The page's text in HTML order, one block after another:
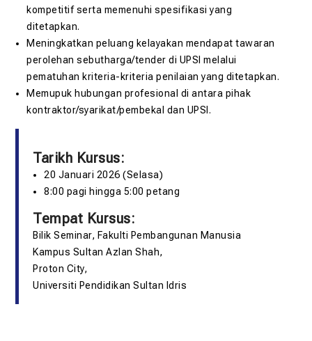
kompetitif serta memenuhi spesifikasi yang
ditetapkan.
Meningkatkan peluang kelayakan mendapat tawaran
perolehan sebutharga/tender di UPSI melalui
pematuhan kriteria-kriteria penilaian yang ditetapkan.
Memupuk hubungan profesional di antara pihak
kontraktor/syarikat/pembekal dan UPSI.
Tarikh Kursus:
20 Januari 2026 (Selasa)
8:00 pagi hingga 5:00 petang
Tempat Kursus:
Bilik Seminar, Fakulti Pembangunan Manusia
Kampus Sultan Azlan Shah,
Proton City,
Universiti Pendidikan Sultan Idris